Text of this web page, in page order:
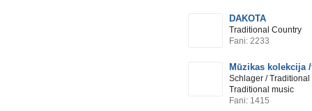
DAKOTA
Traditional Country
Fani: 2233
Mūzikas kolekcija /
Schlager / Traditional
Traditional music
Fani: 1415